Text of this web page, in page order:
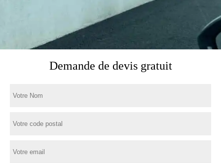
Demande de devis gratuit